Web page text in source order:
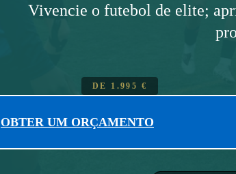
Vivencie o futebol de elite;
DE 1.995 €
OBTER UM ORÇAMENTO